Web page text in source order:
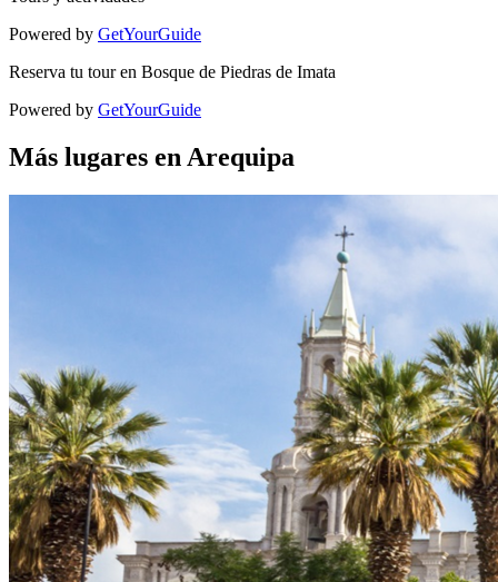
Powered by GetYourGuide
Reserva tu tour en Bosque de Piedras de Imata
Powered by GetYourGuide
Más lugares en Arequipa